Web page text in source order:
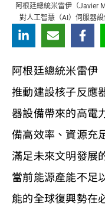
阿根廷總統米雷伊（Javier
對人工智慧（AI）伺服器
阿根廷總統米雷伊
推動建設核子反應
器設備帶來的高電
備高效率、資源充
滿足未來文明發展
當前能源產能不足
能的全球復興勢在